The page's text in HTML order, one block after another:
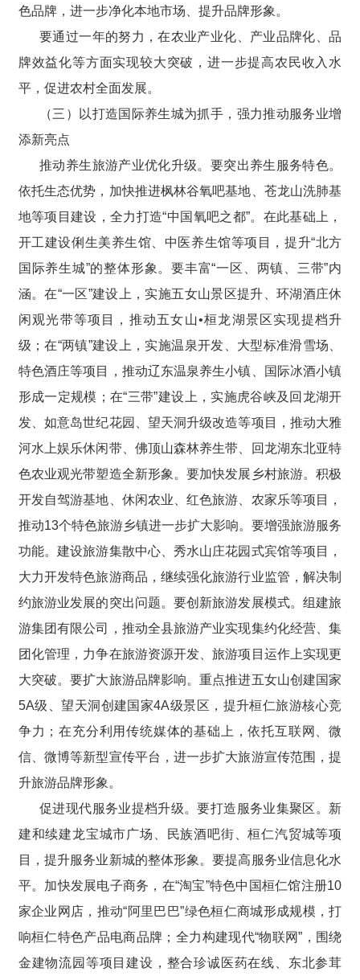
色品牌，进一步净化本地市场、提升品牌形象。
要通过一年的努力，在农业产业化、产业品牌化、品
牌效益化等方面实现较大突破，进一步提高农民收入水
平，促进农村全面发展。
（三）以打造国际养生城为抓手，强力推动服务业增
添新亮点
推动养生旅游产业优化升级。要突出养生服务特色。
依托生态优势，加快推进枫林谷氧吧基地、苍龙山洗肺基
地等项目建设，全力打造“中国氧吧之都”。在此基础上，
开工建设俐生美养生馆、中医养生馆等项目，提升“北方
国际养生城”的整体形象。要丰富“一区、两镇、三带”内
涵。在“一区”建设上，实施五女山景区提升、环湖酒庄休
闲观光带等项目，推动五女山•桓龙湖景区实现提档升
级；在“两镇”建设上，实施温泉开发、大型标准滑雪场、
特色酒庄等项目，推动辽东温泉养生小镇、国际冰酒小镇
形成一定规模；在“三带”建设上，实施虎谷峡及回龙湖开
发、如意岛世纪花园、望天洞升级改造等项目，推动大雅
河水上娱乐休闲带、佛顶山森林养生带、回龙湖东北亚特
色农业观光带塑造全新形象。要加快发展乡村旅游。积极
开发自驾游基地、休闲农业、红色旅游、农家乐等项目，
推动13个特色旅游乡镇进一步扩大影响。要增强旅游服务
功能。建设旅游集散中心、秀水山庄花园式宾馆等项目，
大力开发特色旅游商品，继续强化旅游行业监管，解决制
约旅游业发展的突出问题。要创新旅游发展模式。组建旅
游集团有限公司，推动全县旅游产业实现集约化经营、集
团化管理，力争在旅游资源开发、旅游项目运作上实现更
大突破。要扩大旅游品牌影响。重点推进五女山创建国家
5A级、望天洞创建国家4A级景区，提升桓仁旅游核心竞
争力；在充分利用传统媒体的基础上，依托互联网、微
信、微博等新型宣传平台，进一步扩大旅游宣传范围，提
升旅游品牌形象。
促进现代服务业提档升级。要打造服务业集聚区。新
建和续建龙宝城市广场、民族酒吧街、桓仁汽贸城等项
目，提升服务业新城的整体形象。要提高服务业信息化水
平。加快发展电子商务，在“淘宝”特色中国桓仁馆注册10
家企业网店，推动“阿里巴巴”绿色桓仁商城形成规模，打
响桓仁特色产品电商品牌；全力构建现代“物联网”，围绕
金建物流园等项目建设，整合珍诚医药在线、东北参茸